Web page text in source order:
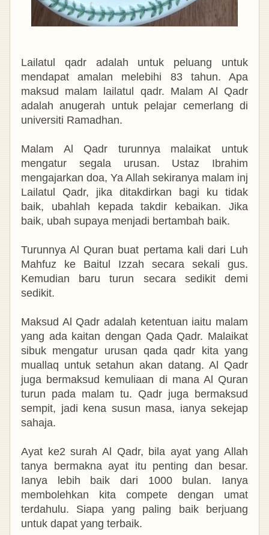
Lailatul qadr adalah untuk peluang untuk
mendapat amalan melebihi 83 tahun. Apa
maksud malam lailatul qadr. Malam Al Qadr
adalah anugerah untuk pelajar cemerlang di
universiti Ramadhan.
Malam Al Qadr turunnya malaikat untuk
mengatur segala urusan. Ustaz Ibrahim
mengajarkan doa, Ya Allah sekiranya malam inj
Lailatul Qadr, jika ditakdirkan bagi ku tidak
baik, ubahlah kepada takdir kebaikan. Jika
baik, ubah supaya menjadi bertambah baik.
Turunnya Al Quran buat pertama kali dari Luh
Mahfuz ke Baitul Izzah secara sekali gus.
Kemudian baru turun secara sedikit demi
sedikit.
Maksud Al Qadr adalah ketentuan iaitu malam
yang ada kaitan dengan Qada Qadr. Malaikat
sibuk mengatur urusan qada qadr kita yang
muallaq untuk setahun akan datang.Al Qadr
juga bermaksud kemuliaan di mana Al Quran
turun pada malam tu. Qadr juga bermaksud
sempit, jadi kena susun masa, ianya sekejap
sahaja.
Ayat ke2 surah Al Qadr, bila ayat yang Allah
tanya bermakna ayat itu penting dan besar.
Ianya lebih baik dari 1000 bulan. Ianya
membolehkan kita compete dengan umat
terdahulu. Siapa yang paling baik berjuang
untuk dapat yang terbaik.